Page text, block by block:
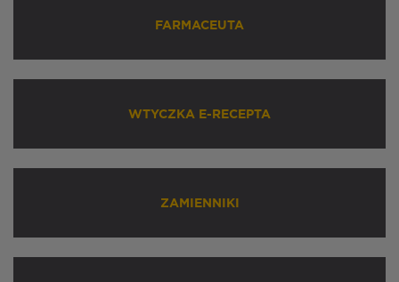
FARMACEUTA
WTYCZKA E-RECEPTA
ZAMIENNIKI